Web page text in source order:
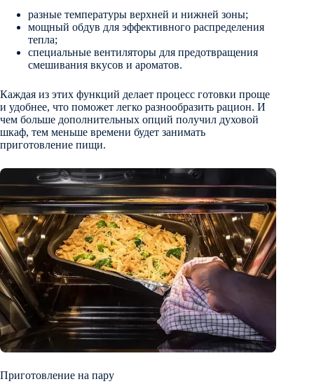
разные температуры верхней и нижней зоны;
мощный обдув для эффективного распределения
тепла;
специальные вентиляторы для предотвращения
смешивания вкусов и ароматов.
Каждая из этих функций делает процесс готовки проще
и удобнее, что поможет легко разнообразить рацион. И
чем больше дополнительных опций получил духовой
шкаф, тем меньше времени будет занимать
приготовление пищи.
Приготовление на пару